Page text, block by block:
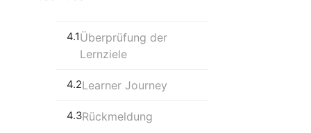
4.1Überprüfung der
Lernziele
4.2Learner Journey
4.3Rückmeldung